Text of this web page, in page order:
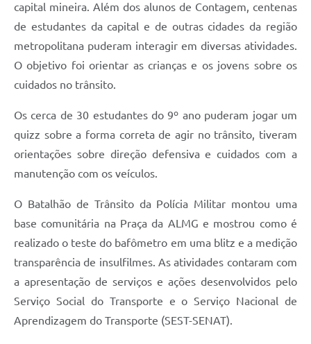
capital mineira. Além dos alunos de Contagem, centenas
de estudantes da capital e de outras cidades da região
metropolitana puderam interagir em diversas atividades.
O objetivo foi orientar as crianças e os jovens sobre os
cuidados no trânsito.
Os cerca de 30 estudantes do 9º ano puderam jogar um
quizz sobre a forma correta de agir no trânsito, tiveram
orientações sobre direção defensiva e cuidados com a
manutenção com os veículos.
O Batalhão de Trânsito da Polícia Militar montou uma
base comunitária na Praça da ALMG e mostrou como é
realizado o teste do bafômetro em uma blitz e a medição
transparência de insulfilmes. As atividades contaram com
a apresentação de serviços e ações desenvolvidos pelo
Serviço Social do Transporte e o Serviço Nacional de
Aprendizagem do Transporte (SEST-SENAT).